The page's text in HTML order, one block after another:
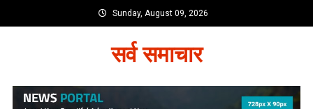
to
Sunday, August 09, 2026
सर्व समाचार